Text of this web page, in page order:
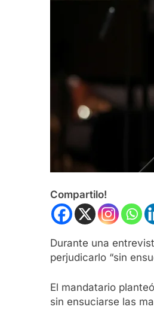
Compartilo!
Durante una
perjudicarlo “sin
El mandatario
sin ensuciarse las